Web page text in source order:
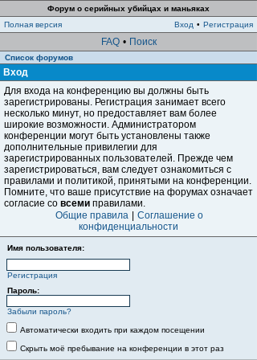
Форум о серийных убийцах и маньяках
Полная версия
Вход • Регистрация
FAQ • Поиск
Список форумов
Вход
Для входа на конференцию вы должны быть
зарегистрированы. Регистрация занимает всего
несколько минут, но предоставляет вам более
широкие возможности. Администратором
конференции могут быть установлены также
дополнительные привилегии для
зарегистрированных пользователей. Прежде чем
зарегистрироваться, вам следует ознакомиться с
правилами и политикой, принятыми на конференции.
Помните, что ваше присутствие на форумах означает
согласие со всеми правилами.
Общие правила
Соглашение о
конфиденциальности
Имя пользователя:
Регистрация
Пароль:
Забыли пароль?
Автоматически входить при каждом посещении
Скрыть моё пребывание на конференции в этот раз